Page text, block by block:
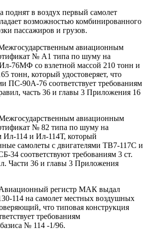
поднят в воздух первый самолет
возможностью комбинированного
пассажиров и грузов.
авиационным
№ А1 типа по шуму на
76МФ со взлетной массой 210 тонн и
тонн, который удостоверяет, что
ПС-90А-76 соответствует требованиям
часть 36 и главы 3 Приложения 16
Межгосударственным авиационным
№ 82 типа по шуму на
Ил-114 и Ил-114Т, который
самолеты с двигателями ТВ7-117С и
34 соответствуют требованиям 3 ст.
Части 36 и главы 3 Приложения
Авиационный регистр МАК выдал
114 на самолет местных воздушных
что типовая конструкция
требованиям
№ 114 -1/96.